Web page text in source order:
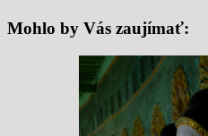
Mohlo by Vás zaujímať: